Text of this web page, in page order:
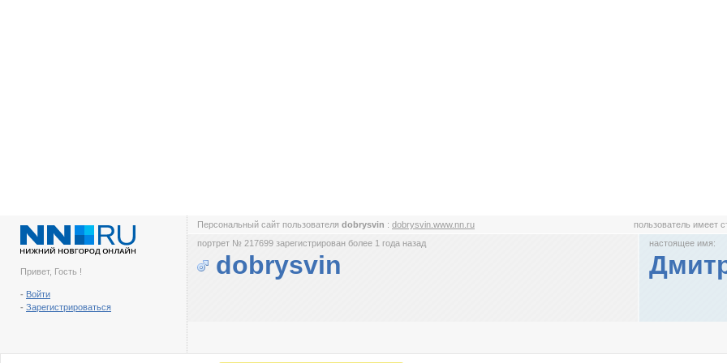
Привет, Гость !
- Войти
- Зарегистрироваться
Персональный сайт пользователя dobrysvin : dobrysvin.www.nn.ru пользователь имеет
портрет № 217699 зарегистрирован более 1 года назад
dobrysvin
настоящее имя: